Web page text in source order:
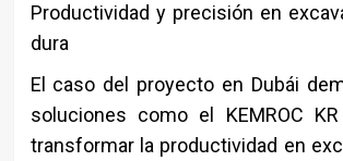
Productividad y precisión en
dura
El caso del proyecto en Dubái
soluciones como el KEMROC
transformar la productividad en